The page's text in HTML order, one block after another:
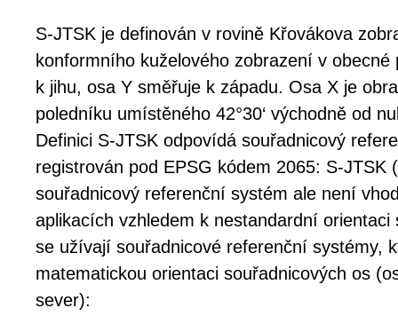
S-JTSK je definován v rovině Křovákova
konformního kuželového zobrazení v
k jihu, osa Y směřuje k západu. Osa X je
poledníku umístěného 42°30‘ východně od
Definici S-JTSK odpovídá souřadnicový
registrován pod EPSG kódem 2065: S-JTSK
souřadnicový referenční systém ale není
aplikacích vzhledem k nestandardní orientaci
se užívají souřadnicové referenční systémy,
matematickou orientaci souřadnicových os
sever):